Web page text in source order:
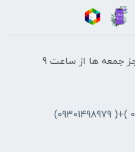
ساعت کار پشتیبانی: همه روزه جز جمعه ها از ساعت 9